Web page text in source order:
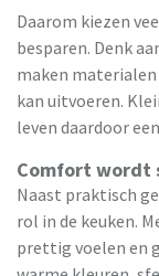
Daarom kiezen
besparen. Denk
maken
kan uitvoeren.
leven daardoor
Comfort wordt
Naast praktisch
rol in de keuken.
prettig voelen en